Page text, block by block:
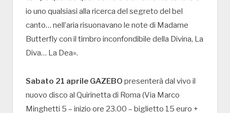
io uno qualsiasi alla ricerca del segreto del bel
canto… nell’aria risuonavano le note di Madame
Butterfly con il timbro inconfondibile della Divina, La
Diva… La Dea».
Sabato 21 aprile GAZEBO presenterà dal vivo il
nuovo disco al Quirinetta di Roma (Via Marco
Minghetti 5 – inizio ore 23.00 – biglietto 15 euro +